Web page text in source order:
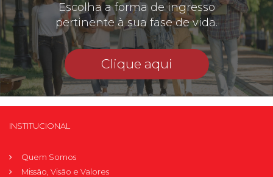
Escolha a forma de ingresso
pertinente à sua fase de vida.
Clique aqui
INSTITUCIONAL
Quem Somos
Missão, Visão e Valores